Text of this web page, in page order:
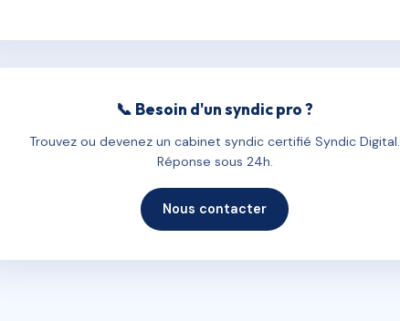
📞 Besoin d'un syndic pro ?
Trouvez ou devenez un cabinet syndic certifié Syndic Digital.
Réponse sous 24h.
Nous contacter